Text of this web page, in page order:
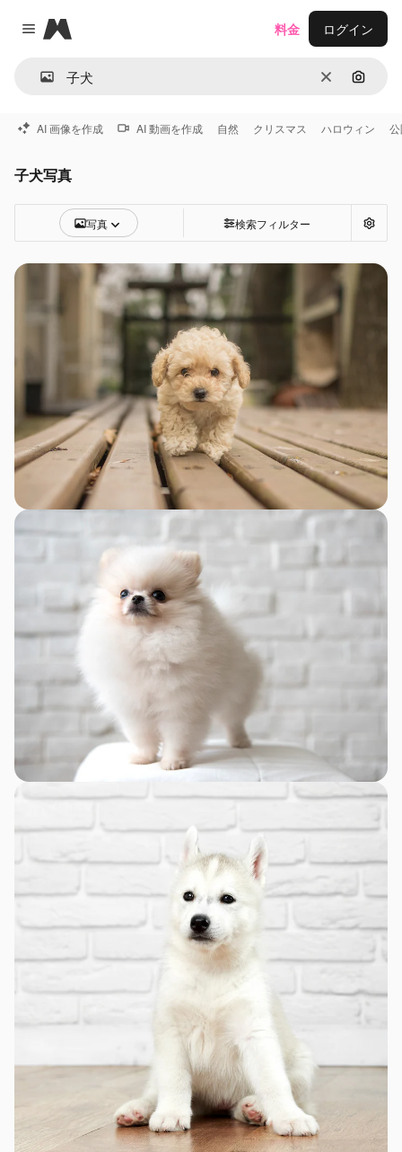
Close menu
Magnific
消去 画像で
料金 ログイン
AI 画像を作成 AI 動画を作成 自然 クリスマス ハロウィン
子犬写真
写真 検索フィルター